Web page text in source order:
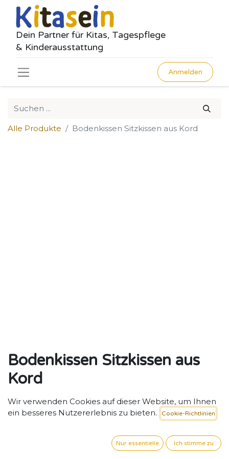
Dein Partner für Kitas, Tagespflege
& Kinderausstattung
Anmelden
Alle Produkte Bodenkissen Sitzkissen aus Kord
Bodenkissen Sitzkissen aus
Kord
Bequeme Bodenkissen aus Kord – Vielseitiger
Rückzugsort für Kita und Tagespflege.
Wir verwenden Cookies auf dieser Website, um Ihnen
ein besseres Nutzererlebnis zu bieten.
Cookie-Richtlinien
Nur essentielle Ich stimme zu